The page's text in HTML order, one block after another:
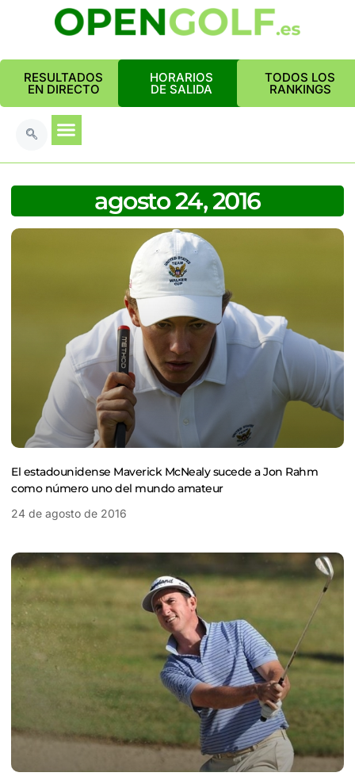
RESULTADOS
EN DIRECTO
HORARIOS
DE SALIDA
TODOS LOS
RANKINGS
agosto 24, 2016
El estadounidense Maverick McNealy sucede a Jon Rahm
como número uno del mundo amateur
24 de agosto de 2016